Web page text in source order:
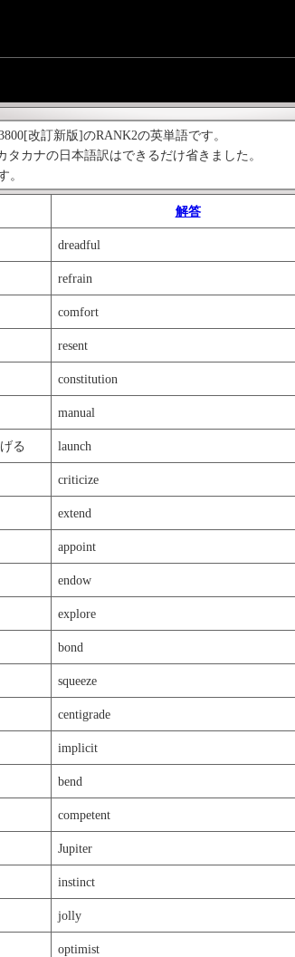
改訂新版]のRANK2の英単語です。
タカナの日本語訳はできるだけ省きました。
。
解答
dreadful
refrain
comfort
resent
constitution
manual
る launch
criticize
extend
appoint
endow
explore
bond
squeeze
centigrade
implicit
bend
competent
Jupiter
instinct
jolly
optimist